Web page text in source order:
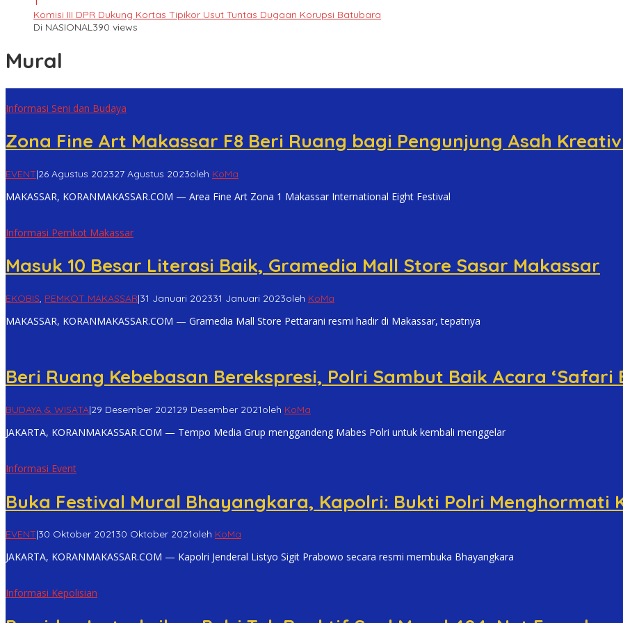
Komisi III DPR Dukung Kortas Tipikor Usut Tuntas Dugaan Korupsi Batubara
Di NASIONAL390 views
Mural
Informasi Seni dan Budaya
Zona Fine Art Makassar F8 Beri Ruang bagi Pengunjung Asah
EVENT|26 Agustus 202327 Agustus 2023oleh KoMa
MAKASSAR, KORANMAKASSAR.COM — Area Fine Art Zona 1 Makassar International Eight Festival
Informasi Pemkot Makassar
Masuk 10 Besar Literasi Baik, Gramedia Mall Store Sasar Makassar
EKOBIS, PEMKOT MAKASSAR|31 Januari 202331 Januari 2023oleh KoMa
MAKASSAR, KORANMAKASSAR.COM — Gramedia Mall Store Pettarani resmi hadir di Makassar, tepatnya
Beri Ruang Kebebasan Berekspresi, Polri Sambut Baik Acara
BUDAYA & WISATA|29 Desember 202129 Desember 2021oleh KoMa
JAKARTA, KORANMAKASSAR.COM — Tempo Media Grup menggandeng Mabes Polri untuk kembali menggelar
Informasi Event
Buka Festival Mural Bhayangkara, Kapolri: Bukti Polri Menghormati
EVENT|30 Oktober 202130 Oktober 2021oleh KoMa
JAKARTA, KORANMAKASSAR.COM — Kapolri Jenderal Listyo Sigit Prabowo secara resmi membuka Bhayangkara
Informasi Kepolisian